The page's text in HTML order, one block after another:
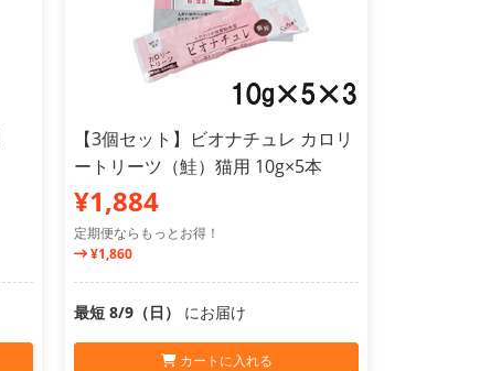
【3個セット】ビオナチュレ カロリ
ートリーツ（鮭）猫用 10g×5本
¥1,884
定期便ならもっとお得！
¥1,860
最短 8/9（日） にお届け
カートに入れる